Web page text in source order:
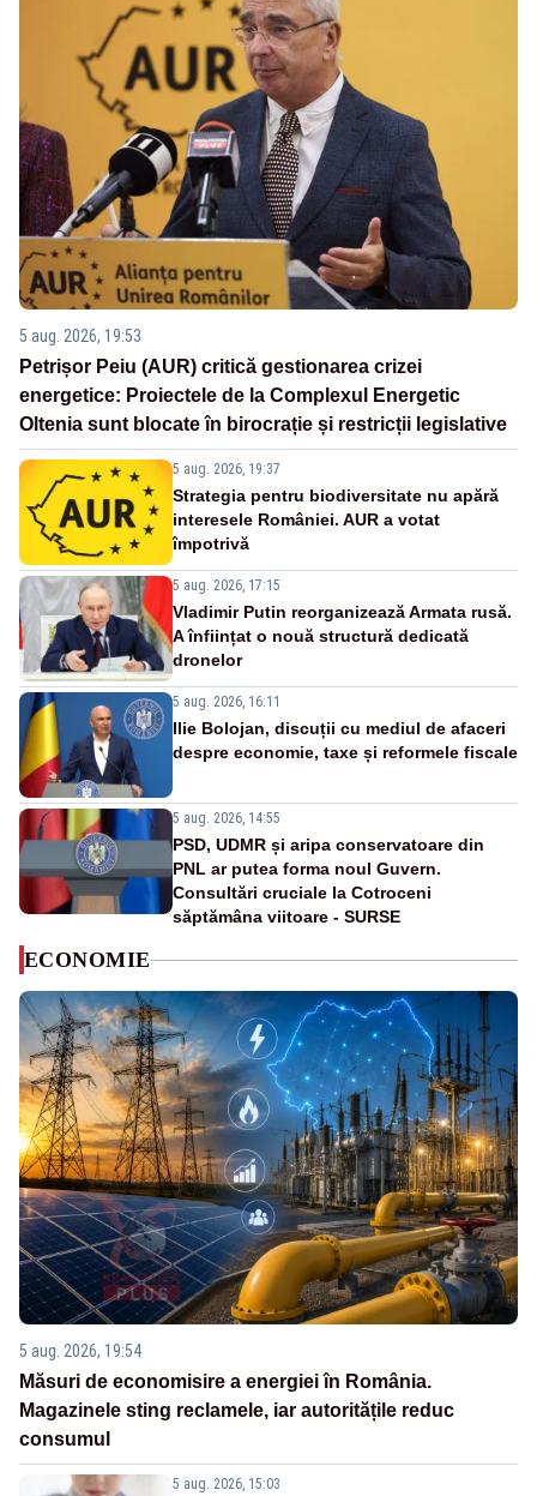
5 aug. 2026, 19:53
Petrișor Peiu (AUR) critică gestionarea crizei
energetice: Proiectele de la Complexul Energetic
Oltenia sunt blocate în birocrație și restricții legislative
5 aug. 2026, 19:37
Strategia pentru biodiversitate nu apără
interesele României. AUR a votat
împotrivă
5 aug. 2026, 17:15
Vladimir Putin reorganizează Armata rusă.
A înființat o nouă structură dedicată
dronelor
5 aug. 2026, 16:11
Ilie Bolojan, discuții cu mediul de afaceri
despre economie, taxe și reformele fiscale
5 aug. 2026, 14:55
PSD, UDMR și aripa conservatoare din
PNL ar putea forma noul Guvern.
Consultări cruciale la Cotroceni
săptămâna viitoare - SURSE
ECONOMIE
5 aug. 2026, 19:54
Măsuri de economisire a energiei în România.
Magazinele sting reclamele, iar autoritățile reduc
consumul
5 aug. 2026, 15:03